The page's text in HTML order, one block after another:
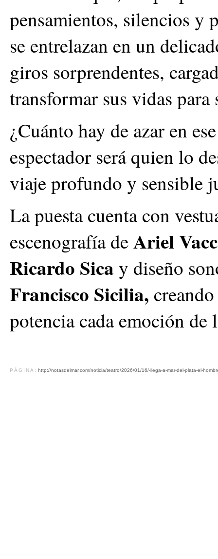
pensamientos, silencios y
se entrelazan en un
giros sorprendentes,
transformar sus vidas para
¿Cuánto hay de azar en
espectador será quien lo
viaje profundo y sensible
La puesta cuenta con
escenografía deAriel
Ricardo Sica y diseño
Francisco Sicilia,
potencia cada emoción de
PÁGINA: http://notasdelmar.com/noticia/teatro/2026/01/16/-llega-a-mar-del-plata-el-